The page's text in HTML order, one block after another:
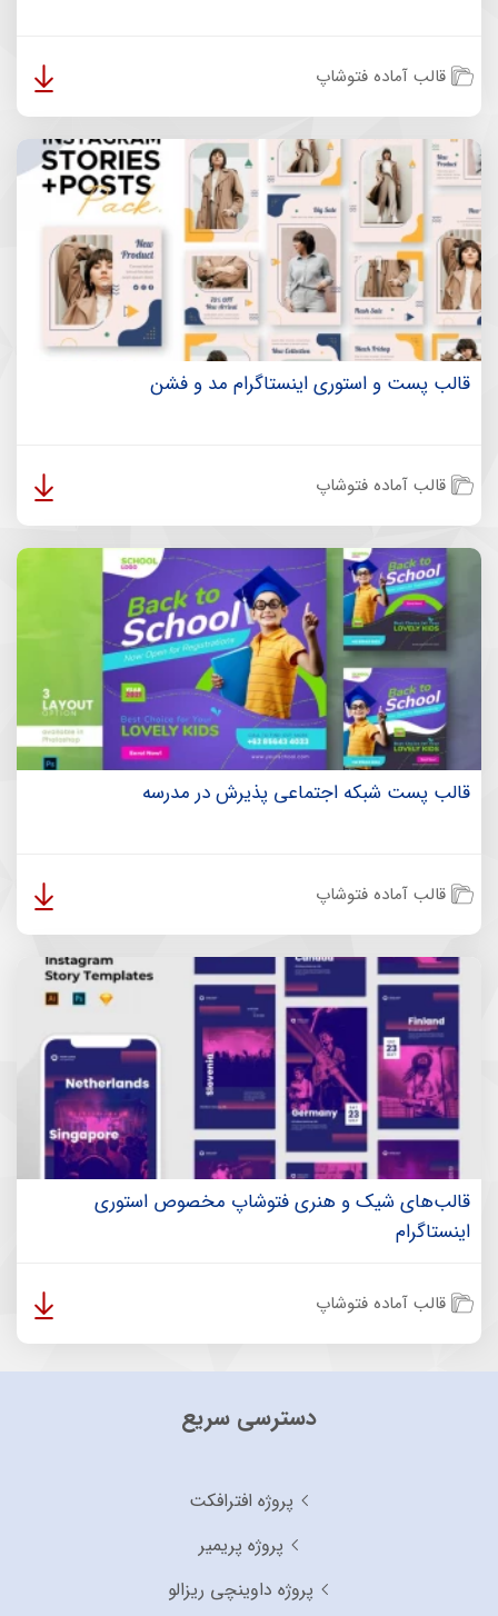
قالب آماده فتوشاپ
قالب پست و استوری اینستاگرام مد و فشن
قالب آماده فتوشاپ
قالب پست شبکه اجتماعی پذیرش در مدرسه
قالب آماده فتوشاپ
قالب‌های شیک و هنری فتوشاپ مخصوص استوری
اینستاگرام
قالب آماده فتوشاپ
دسترسی سریع
پروژه افترافکت
پروژه پریمیر
پروژه داوینچی ریزالو